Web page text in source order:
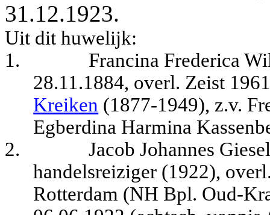
31.12.1923.
Uit dit huwelijk:
1.
Francina Frederica
28.11.1884, overl. Zeist
Kreiken (1877-1949), z.v.
Egberdina Harmina
2.
Jacob Johannes
handelsreiziger (1922),
Rotterdam (NH Bpl. Oud-